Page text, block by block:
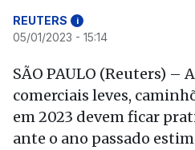
REUTERS i
05/01/2023 - 15:14
SÃO PAULO (Reuters) –
comerciais leves,
em 2023 devem ficar
ante o ano passado